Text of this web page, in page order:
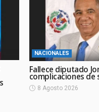
NACIONALES
Fallece diputado
complicaciones de
8 Agosto 2026